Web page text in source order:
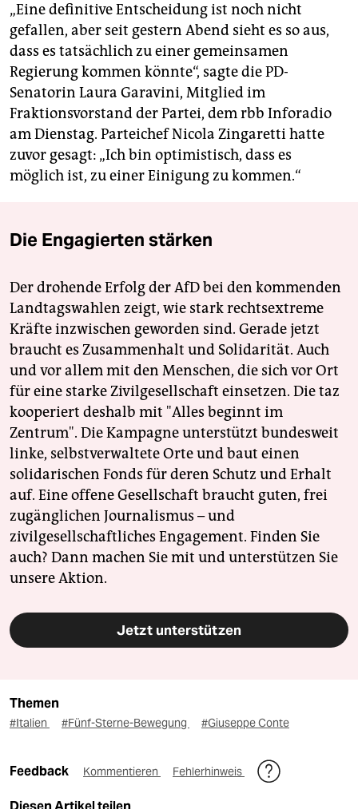
„Eine definitive Entscheidung ist noch nicht
gefallen, aber seit gestern Abend sieht es so aus,
dass es tatsächlich zu einer gemeinsamen
Regierung kommen könnte“, sagte die PD-
Senatorin Laura Garavini, Mitglied im
Fraktionsvorstand der Partei, dem rbb Inforadio
am Dienstag. Parteichef Nicola Zingaretti hatte
zuvor gesagt: „Ich bin optimistisch, dass es
möglich ist, zu einer Einigung zu kommen.“
Die Engagierten stärken
Der drohende Erfolg der AfD bei den kommenden
Landtagswahlen zeigt, wie stark rechtsextreme
Kräfte inzwischen geworden sind. Gerade jetzt
braucht es Zusammenhalt und Solidarität. Auch
und vor allem mit den Menschen, die sich vor Ort
für eine starke Zivilgesellschaft einsetzen. Die taz
kooperiert deshalb mit "Alles beginnt im
Zentrum". Die Kampagne unterstützt bundesweit
linke, selbstverwaltete Orte und baut einen
solidarischen Fonds für deren Schutz und Erhalt
auf. Eine offene Gesellschaft braucht guten, frei
zugänglichen Journalismus – und
zivilgesellschaftliches Engagement. Finden Sie
auch? Dann machen Sie mit und unterstützen Sie
unsere Aktion.
Jetzt unterstützen
Themen
#Italien #Fünf-Sterne-Bewegung #Giuseppe Conte
Feedback Kommentieren Fehlerhinweis